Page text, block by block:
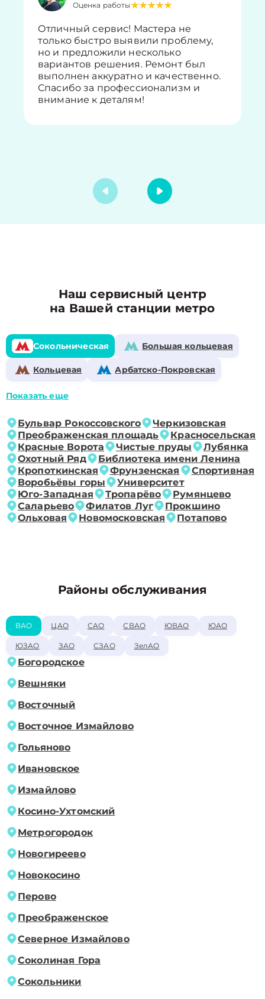
Оценка работы
Отличный сервис! Мастера не
только быстро выявили проблему,
но и предложили несколько
вариантов решения. Ремонт был
выполнен аккуратно и качественно.
Спасибо за профессионализм и
внимание к деталям!
Наш сервисный центр
на Вашей станции метро
Сокольническая Большая кольцевая
Кольцевая Арбатско-Покровская
Показать еще
Бульвар Рокоссовского
Черкизовская
Преображенская площадь
Красносельская
Красные Ворота
Чистые пруды
Лубянка
Охотный Ряд
Библиотека имени Ленина
Кропоткинская
Фрунзенская
Спортивная
Воробьёвы горы
Университет
Юго-Западная
Тропарёво
Румянцево
Саларьево
Филатов Луг
Прокшино
Ольховая
Новомосковская Потапово
Районы обслуживания
ВАО ЦАО САО СВАО ЮВАО ЮАО
ЮЗАО ЗАО СЗАО ЗелАО
Богородское
Вешняки
Восточный
Восточное Измайлово
Гольяново
Ивановское
Измайлово
Косино-Ухтомский
Метрогородок
Новогиреево
Новокосино
Перово
Преображенское
Северное Измайлово
Соколиная Гора
Сокольники